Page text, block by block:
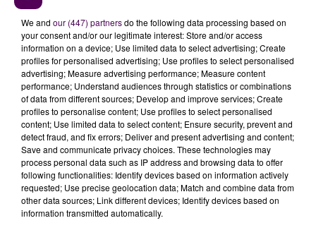
REVÉGÉTALISATION ET RENATURATION
Fini l’espace de stationnement pour les véhicules. D’un
parking, on va passer à un parc -l'un des plus grands
de la ville-, avec beaucoup d’espaces verts."Ce qui
va caractériser ce monument historique, c’est le fait
que ce soit également un monument naturel. Et pour
ça, il fallait occuper le centre et au centre il ne faut
pas que l’on ait un espace minéral mais naturel,
histoire que ce centre soit vraiment ce qui marque
le plus ce projet"commente le paysagiste Thierry
We and our (447) partnersdo the following data processing based on
your consent and/or our legitimate interest: Store and/or access
information on a device; Use limited data to select advertising; Create
profiles for personalised advertising; Use profiles to select personalised
advertising; Measure advertising performance; Measure content
performance; Understand audiences through statistics or combinations
of data from different sources; Develop and improve services; Create
profiles to personalise content; Use profiles to select personalised
content; Use limited data to select content; Ensure security, prevent and
detect fraud, and fix errors; Deliver and present advertising and content;
Save and communicate privacy choices. These technologies may
process personal data such as IP address and browsing data to offer
following functionalities: Identify devices based on information actively
requested; Use precise geolocation data; Match and combine data from
other data sources; Link different devices; Identify devices based on
information transmitted automatically.